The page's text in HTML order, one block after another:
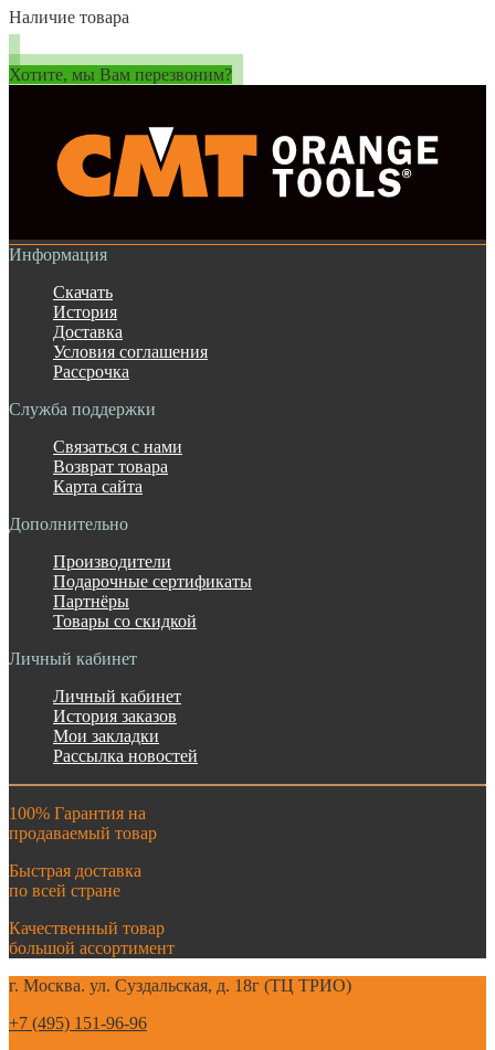
Наличие товара
Хотите, мы Вам перезвоним?
Информация
Скачать
История
Доставка
Условия соглашения
Рассрочка
Служба поддержки
Связаться с нами
Возврат товара
Карта сайта
Дополнительно
Производители
Подарочные сертификаты
Партнёры
Товары со скидкой
Личный кабинет
Личный кабинет
История заказов
Мои закладки
Рассылка новостей
100% Гарантия на
продаваемый товар
Быстрая доставка
по всей стране
Качественный товар
большой ассортимент
г. Москва. ул. Суздальская, д. 18г (ТЦ ТРИО)
+7 (495) 151-96-96